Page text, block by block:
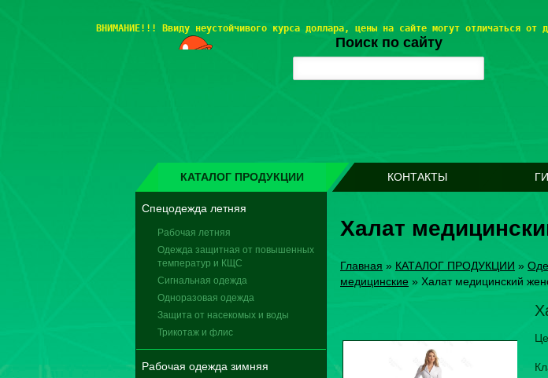
Поиск по сайту
ВНИМАНИЕ!!! Ввиду неустойчивого курса доллара, цены на сайте могут отличаться
КАТАЛОГ ПРОДУКЦИИ КОНТАКТЫ
Спецодежда летняя
Рабочая летняя
Одежда защитная от повышенных
температур и КЩС
Сигнальная одежда
Одноразовая одежда
Защита от насекомых и воды
Трикотаж и флис
Рабочая одежда зимняя
Халат
Главная » КАТАЛОГ ПРОДУКЦИИ »
медицинские » Халат медицинский